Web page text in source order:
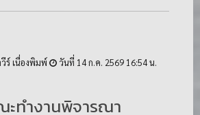
ร์ เนื่องพิมพ์ วันที่ 14 ก.ค. 2569 16:54 น.
ะทำงานพิจารณา